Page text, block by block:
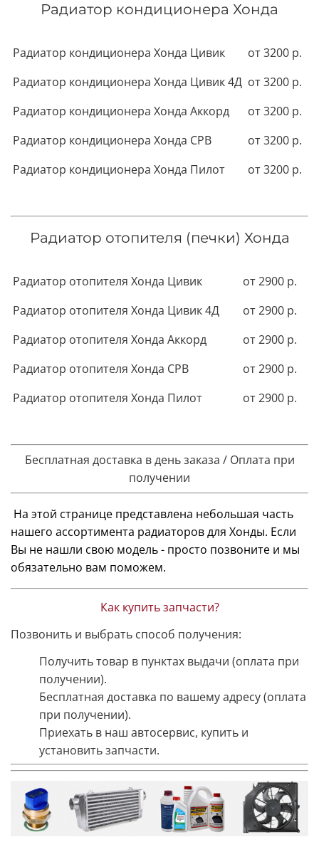
Радиатор кондиционера Хонда
Радиатор кондиционера Хонда Цивик
Радиатор кондиционера Хонда Цивик 4Д
Радиатор кондиционера Хонда Аккорд
Радиатор кондиционера Хонда СРВ
Радиатор кондиционера Хонда Пилот
от 3200 р.
от 3200 р.
от 3200 р.
от 3200 р.
от 3200 р.
Радиатор отопителя (печки) Хонда
Радиатор отопителя Хонда Цивик
Радиатор отопителя Хонда Цивик 4Д
Радиатор отопителя Хонда Аккорд
Радиатор отопителя Хонда СРВ
Радиатор отопителя Хонда Пилот
от 2900 р.
от 2900 р.
от 2900 р.
от 2900 р.
от 2900 р.
Бесплатная доставка в день заказа / Оплата при
получении
На этой странице представлена небольшая часть
нашего ассортимента радиаторов для Хонды. Если
Вы не нашли свою модель - просто позвоните и мы
обязательно вам поможем.
Как купить запчасти?
Позвонить и выбрать способ получения:
Получить товар в пунктах выдачи (оплата при
получении).
Бесплатная доставка по вашему адресу (оплата
при получении).
Приехать в наш автосервис, купить и
установить запчасти.